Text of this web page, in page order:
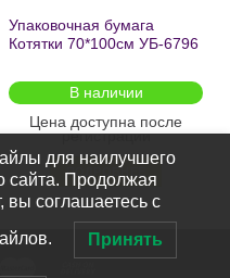
Упаковочная бумага
Котятки 70*100см УБ-6796
В наличии
Цена доступна после
регистрации
ПОДРОБНЕЕ
для наилучшего
сайта. Продолжая
вы соглашаетесь с
Принять